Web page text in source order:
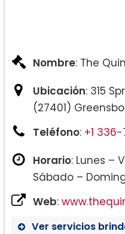
Nombre: The
Ubicación: 315
(27401)
Teléfono: +1
Horario: Lunes –
Sábado –
Web:
Ver servicios